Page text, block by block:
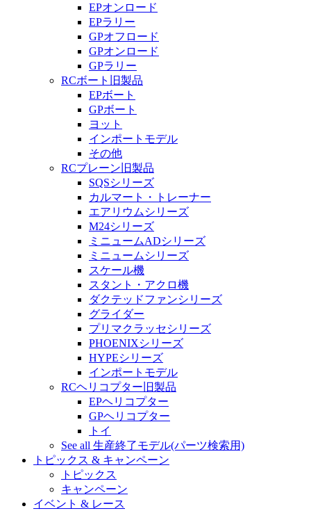
EPオンロード
EPラリー
GPオフロード
GPオンロード
GPラリー
RCボート旧製品
EPボート
GPボート
ヨット
インポートモデル
その他
RCプレーン旧製品
SQSシリーズ
カルマート・トレーナー
エアリウムシリーズ
M24シリーズ
ミニュームADシリーズ
ミニュームシリーズ
スケール機
スタント・アクロ機
ダクテッドファンシリーズ
グライダー
プリマクラッセシリーズ
PHOENIXシリーズ
HYPEシリーズ
インポートモデル
RCヘリコプター旧製品
EPヘリコプター
GPヘリコプター
トイ
See all 生産終了モデル(パーツ検索用)
トピックス & キャンペーン
トピックス
キャンペーン
イベント & レース